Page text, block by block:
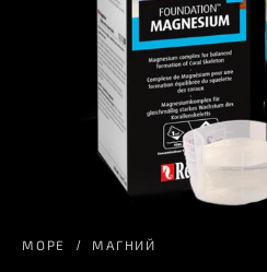
МОРЕ МАГНИЙ